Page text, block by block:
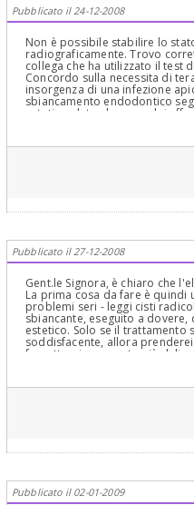
Pubblicato il 24-12-2008
Non è possibile stabilire lo
radiograficamente. Trovo
collega che ha utilizzato il test
Concordo sulla necessita di
insorgenza di una infezione
sbiancamento endodontico
estetica, dato che come lei
eccessivamente
non esercitano grandi forze
rispondono spesso bene al
andando incontro a fratture
protesico (capsula). Tutto ciò
Pubblicato il 27-12-2008
Gent.le Signora, è chiaro che
La prima cosa da fare è
problemi seri - leggi cisti
sbiancante, eseguito a
estetico. Solo se il trattamento
soddisfacente, allora
faccetta, sicuramente più
della zirconia la faccetta, che
preparazione di 3/4
all'oroceramica. Ora direi che
costo/beneficio/durata/
Pubblicato il 02-01-2009